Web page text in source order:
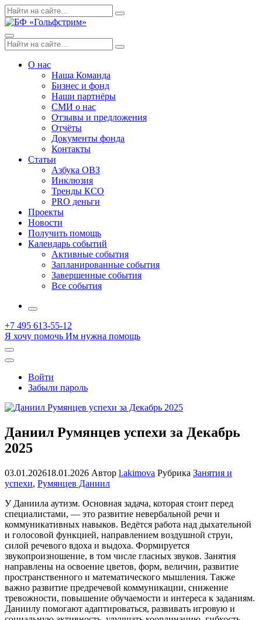
Skip
to
Поиск
по:
Search
Menu
Поиск
по:
Search
О нас
Наша Команда
Бизнес и фонд
Наши партнёры
СМИ о нас
Отзывы и предложения
Отчёты
Документы фонда
Контакты
Статьи
Азбука ОВЗ
Инклюзия
Тренды КСО
PRO деньги
Проекты
Новости
Получить помощь
Календарь событий
Активные события
Запланированные события
Завершенные события
Все события
More
+7 495 613-55-12
Я хочу помочь Им нужна помощь
Открыть
поиск
Профиль
Войти
Забыли пароль
Даниил Румянцев успехи за Декабрь
2025
03.01.202618.01.2026 Автор l.akimova Рубрика Занятия и
успехи, Румянцев Даниил
У Даниила аутизм. Основная задача, которая стоит перед
специалистами, — это развитие невербальной речи и
коммуникативных навыков. Ведётся работа над дыхательной
и голосовой функцией, направлением воздушной струи,
силой речевого вдоха и выдоха. Формируется
звукопроизношение, в том числе гласных звуков. Занятия
направлены на освоение цветов, форм, величин, развитие
пространственного и математического мышления. Также
важно развитие предречевой коммуникации, снижение
тревожности, повышение обучаемости и интереса к заданиям.
Даниилу помогают адаптироваться, развивать игровую и